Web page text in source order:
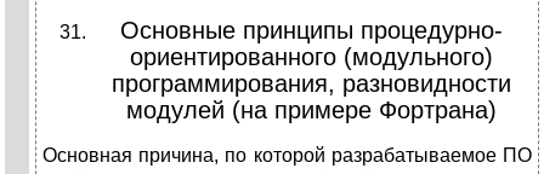
Основные принципы процедурно-
ориентированного (модульного)
программирования, разновидности
модулей (на примере Фортрана)
Основная причина, по которой разрабатываемое ПО